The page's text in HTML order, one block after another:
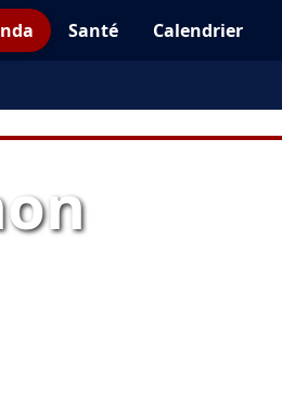
Santé Calendrier